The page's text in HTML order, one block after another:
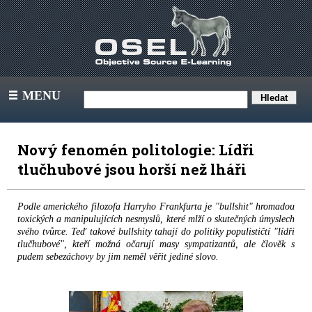
III MENU
Nový fenomén politologie: Lídři
tlučhubové jsou horší než lháři
Podle amerického filozofa Harryho Frankfurta je "bullshit" hromadou
toxických a manipulujících nesmyslů, které mlží o skutečných úmyslech
svého tvůrce. Teď takové bullshity tahají do politiky populističtí "lídři
tlučhubové", kteří možná očarují masy sympatizantů, ale člověk s
pudem sebezáchovy by jim neměl věřit jediné slovo.